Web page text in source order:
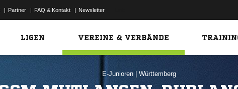
| Partner | FAQ & Kontakt | Newsletter
LIGEN VEREINE & VERBÄNDE
E-Junioren Württemberg